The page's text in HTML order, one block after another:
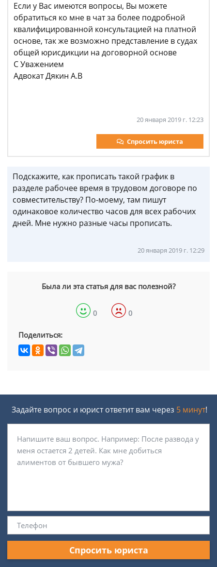
Если у Вас имеются вопросы, Вы можете
обратиться ко мне в чат за более подробной
квалифицированной консультацией на платной
основе, так же возможно представление в судах
общей юрисдикции на договорной основе
С Уважением
Адвокат Дякин А.В
20 января 2019 г. 12:23
Спросить юриста
Подскажите, как прописать такой график в
разделе рабочее время в трудовом договоре по
совместительству? По-моему, там пишут
одинаковое количество часов для всех рабочих
дней. Мне нужно разные часы прописать.
20 января 2019 г. 12:29
Была ли эта статья для вас полезной?
0 0
Поделиться:
Задайте вопрос и юрист ответит вам через 5 минут!
Спросить юриста